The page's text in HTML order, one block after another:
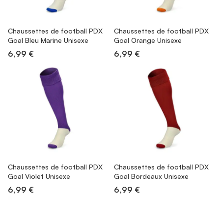
Chaussettes de football PDX
Goal Bleu Marine Unisexe
6,99 €
Chaussettes de football PDX
Goal Orange Unisexe
6,99 €
Chaussettes de football PDX
Goal Violet Unisexe
6,99 €
Chaussettes de football PDX
Goal Bordeaux Unisexe
6,99 €